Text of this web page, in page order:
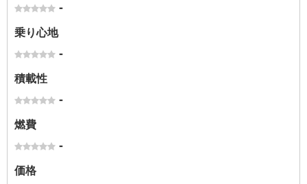
-
乗り心地
-
積載性
-
燃費
-
価格